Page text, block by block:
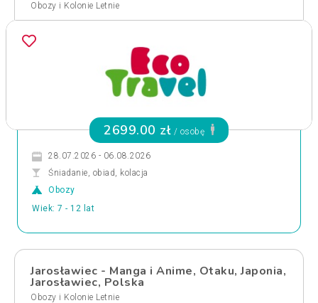
Obozy i Kolonie Letnie
2699.00 zł / osobę
28.07.2026 - 06.08.2026
Śniadanie, obiad, kolacja
Obozy
Wiek: 7 - 12 lat
Jarosławiec - Manga i Anime, Otaku, Japonia,
Jarosławiec, Polska
Obozy i Kolonie Letnie